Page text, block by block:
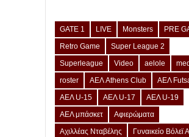
GATE 1 LIVE Monsters
PRE
Retro Game
Super League 2
Superleague
Video aelole
roster
ΑΕΛ Athens Club
ΑΕΛ
ΑΕΛ U-15
ΑΕΛ U-17
ΑΕΛ U-19
ΑΕΛ μπάσκετ
Αφιερώματα
Αχιλλέας Νταβέλης
Γυναικείο Βόλεϊ